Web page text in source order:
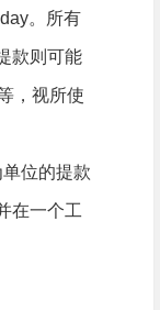
。所有
款则可能
，视所使
位的提款
在一个工